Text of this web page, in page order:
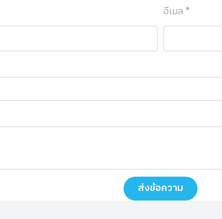
อีเมล *
ส่งข้อความ